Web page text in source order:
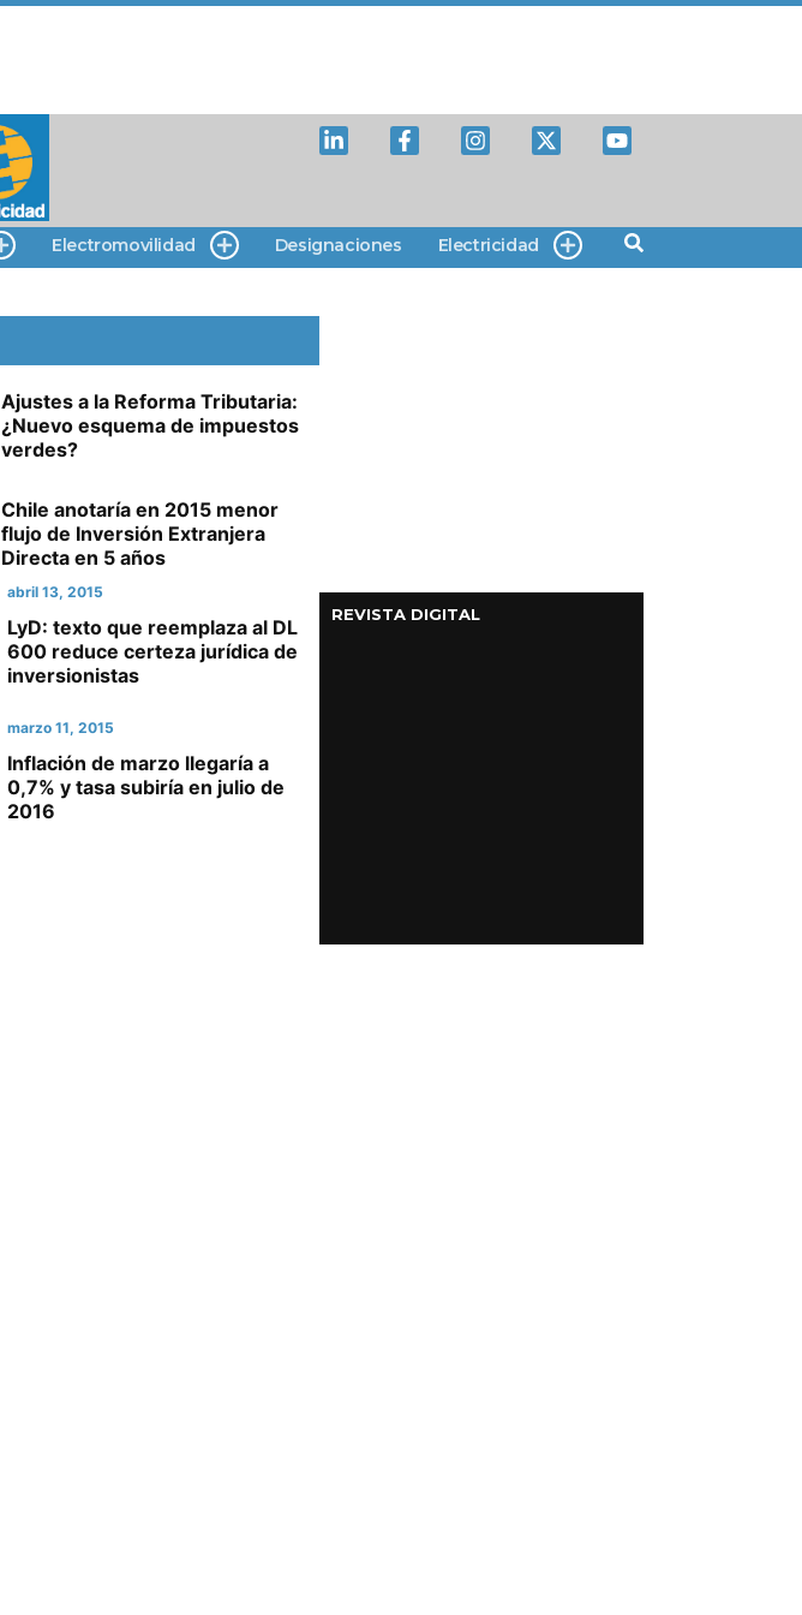
Electromovilidad Designaciones Electricidad
Ajustes a la Reforma Tributaria:
¿Nuevo esquema de impuestos
verdes?
Chile anotaría en 2015 menor
flujo de Inversión Extranjera
Directa en 5 años
abril 13, 2015
LyD: texto que reemplaza al DL
600 reduce certeza jurídica de
inversionistas
marzo 11, 2015
Inflación de marzo llegaría a
0,7% y tasa subiría en julio de
2016
REVISTA DIGITAL